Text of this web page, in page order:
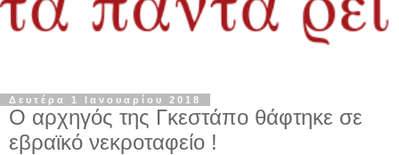
Δευτέρα 1 Ιανουαρίου 2018
Ο αρχηγός της Γκεστάπο θάφτηκε σε
εβραϊκό νεκροταφείο !